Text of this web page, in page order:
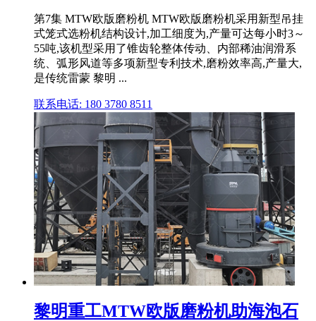
第7集 MTW欧版磨粉机 MTW欧版磨粉机采用新型吊挂
式笼式选粉机结构设计,加工细度为,产量可达每小时3～
55吨,该机型采用了锥齿轮整体传动、内部稀油润滑系
统、弧形风道等多项新型专利技术,磨粉效率高,产量大,
是传统雷蒙 黎明 ...
联系电话: 180 3780 8511
黎明重工MTW欧版磨粉机助海泡石